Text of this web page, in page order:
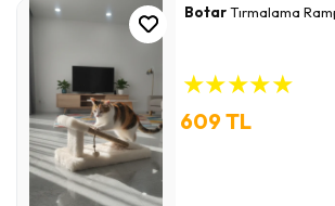
BotarTırmalama
★★★★★
609 TL